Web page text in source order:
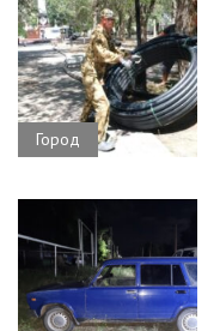
Город